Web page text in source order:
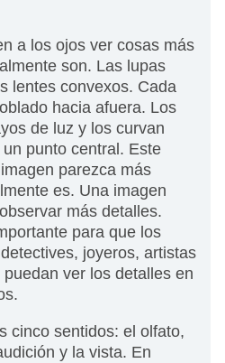
a los ojos ver cosas más
son. Las lupas
lentes convexos. Cada
hacia afuera. Los
de luz y los curvan
punto central. Este
parezca más
es. Una imagen
más detalles.
para que los
joyeros, artistas
ver los detalles en
cinco sentidos: el olfato,
y la vista. En